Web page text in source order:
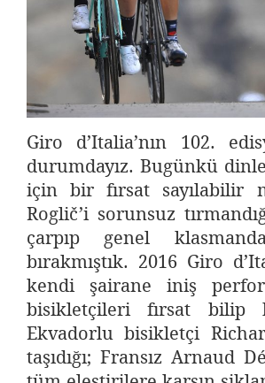
Giro d’Italia’nın 102.
durumdayız. Bugünkü
için bir fırsat sayılabilir
Roglič’i sorunsuz
çarpıp genel
bırakmıştık. 2016 Giro
kendi şairane iniş
bisikletçileri fırsat bilip
Ekvadorlu bisikletçi
taşıdığı; Fransız Arnaud